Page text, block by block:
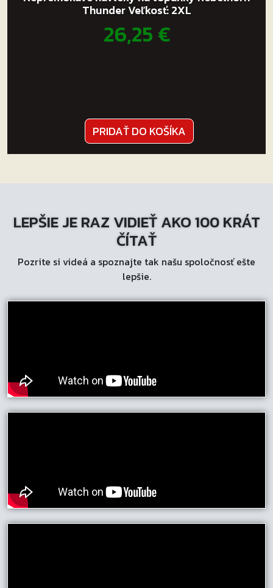
Thunder Veľkosť: 2XL
26,25€
PRIDAŤ DO KOŠÍKA
LEPŠIE JE RAZ VIDIEŤ AKO 100 KRÁT
ČÍTAŤ
Pozrite si videá a spoznajte tak našu spoločnosť ešte
lepšie.